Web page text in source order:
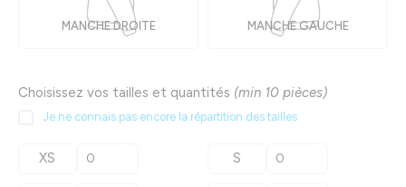
MANCHE DROITE MANCHE GAUCHE
Choisissez vos tailles et quantités (min 10 pièces)
Je ne connais pas encore la répartition des tailles
XS S